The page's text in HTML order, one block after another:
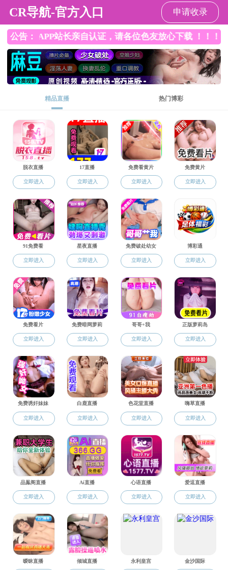
约炮大神
通知公告
约炮大神 （理工约炮大神 ）关于公布2025
年招收来华留学及港澳台侨考生（秋季入
学）攻读博士/硕士学位研究生入学复试方
案的通知
来源：约炮大神 发布时间：2025-06-09